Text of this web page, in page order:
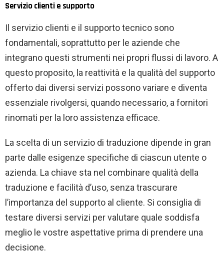
Servizio clienti e supporto
Il servizio clienti e il supporto tecnico sono
fondamentali, soprattutto per le aziende che
integrano questi strumenti nei propri flussi di lavoro. A
questo proposito, la reattività e la qualità del supporto
offerto dai diversi servizi possono variare e diventa
essenziale rivolgersi, quando necessario, a fornitori
rinomati per la loro assistenza efficace.
La scelta di un servizio di traduzione dipende in gran
parte dalle esigenze specifiche di ciascun utente o
azienda. La chiave sta nel combinare qualità della
traduzione e facilità d’uso, senza trascurare
l’importanza del supporto al cliente. Si consiglia di
testare diversi servizi per valutare quale soddisfa
meglio le vostre aspettative prima di prendere una
decisione.